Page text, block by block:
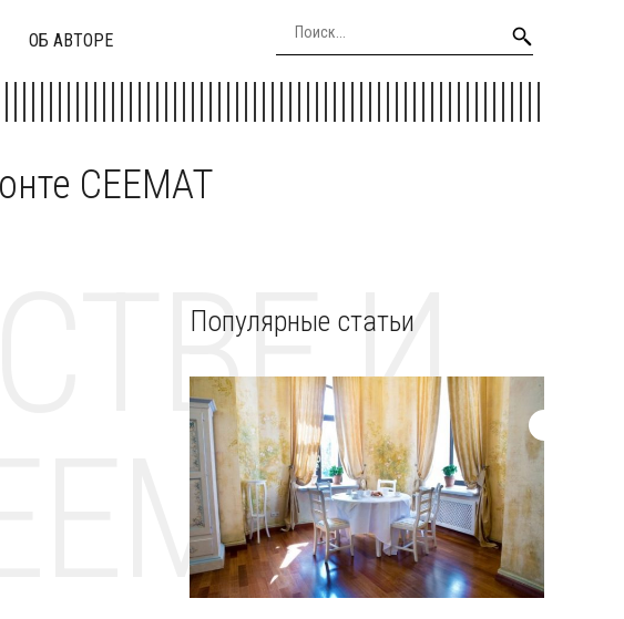
ОБ АВТОРЕ
CEEMAT
И
Популярные статьи